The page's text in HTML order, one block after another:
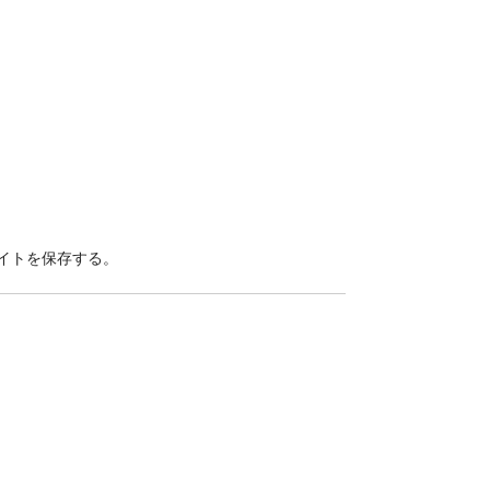
を保存する。